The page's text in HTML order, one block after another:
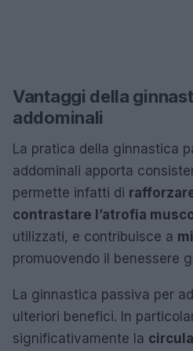
Vantaggi della
addominali
La pratica della ginnastica
addominali apporta
permette infatti di
contrastare l’atrofia
utilizzati, e contribuisce a
promuovendo il benessere
La ginnastica passiva per
ulteriori benefici. In
significativamente la